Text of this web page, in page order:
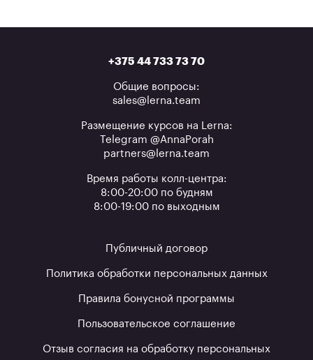
+375 44 733 73 70
Общие вопросы:
sales@lerna.team
Размещение курсов на Lerna:
Telegram @AnnaPorah
partners@lerna.team
Время работы колл-центра:
8:00-20:00 по будням
8:00-19:00 по выходным
Публичный договор
Политика обработки персональных данных
Правила бонусной программы
Пользовательское соглашение
Отзыв согласия на обработку персональных